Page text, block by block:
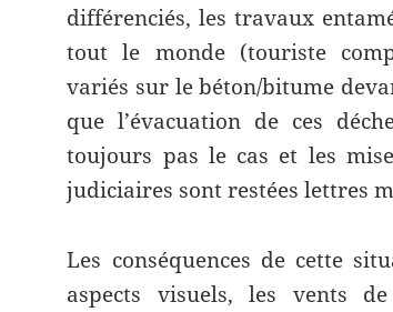
différenciés, les travaux
tout le monde (touriste
variés sur le béton/bitume
que l’évacuation de ces
toujours pas le cas et les
judiciaires sont restées lettres
Les conséquences de cette
aspects visuels, les vents